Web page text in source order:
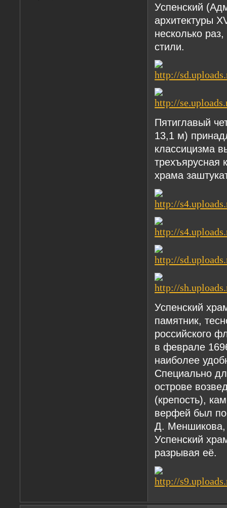
Успенский
архитектуры
несколько
стили.
Пятиглавый
13,1 м)
классицизма
трехъярусная
храма
Успенский
памятник,
российского
в феврале
наиболее
Специально
острове
(крепость),
верфей был
Д.
Успенский
разрывая её.